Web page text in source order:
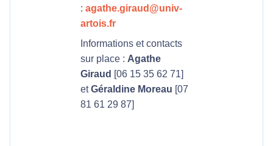
: agathe.giraud@univ-
artois.fr
Informations et contacts
sur place : Agathe
Giraud [06 15 35 62 71]
etGéraldine Moreau [07
81 61 29 87]